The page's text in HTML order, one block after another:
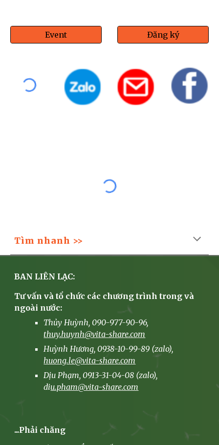
Event Đăng ký
Tìm nhanh >>
BAN LIÊN LẠC:
Tư vấn và tổ chức các chương trình trong và
ngoài nước:
Thủy Huỳnh, 090-977-90-96,
thuy.huynh@vita-share.com
Huỳnh Hương, 0938-10-99-89 (zalo),
huong.le@vita-share.com
Dịu Phạm, 0913-31-04-08 (zalo),
diu.pham@vita-share.com
...Phải chăng